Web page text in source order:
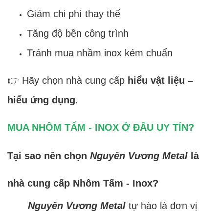
Giảm chi phí thay thế
Tăng độ bền công trình
Tránh mua nhầm inox kém chuẩn
👉 Hãy chọn nhà cung cấp hiểu vật liệu –
hiểu ứng dụng.
MUA NHÔM TẤM - INOX Ở ĐÂU UY TÍN?
Tại sao nên chọn Nguyên Vương Metal là
nhà cung cấp Nhôm Tấm - Inox?
Nguyên Vương Metal tự hào là đơn vị